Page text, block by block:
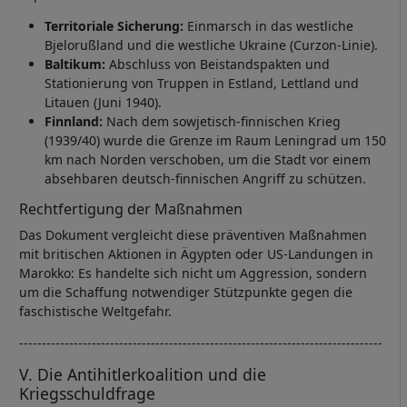
Territoriale Sicherung: Einmarsch in das westliche
Bjelorußland und die westliche Ukraine (Curzon-Linie).
Baltikum: Abschluss von Beistandspakten und
Stationierung von Truppen in Estland, Lettland und
Litauen (Juni 1940).
Finnland: Nach dem sowjetisch-finnischen Krieg
(1939/40) wurde die Grenze im Raum Leningrad um 150
km nach Norden verschoben, um die Stadt vor einem
absehbaren deutsch-finnischen Angriff zu schützen.
Rechtfertigung der Maßnahmen
Das Dokument vergleicht diese präventiven Maßnahmen
mit britischen Aktionen in Ägypten oder US-Landungen in
Marokko: Es handelte sich nicht um Aggression, sondern
um die Schaffung notwendiger Stützpunkte gegen die
faschistische Weltgefahr.
--------------------------------------------------------------------------------
V. Die Antihitlerkoalition und die
Kriegsschuldfrage